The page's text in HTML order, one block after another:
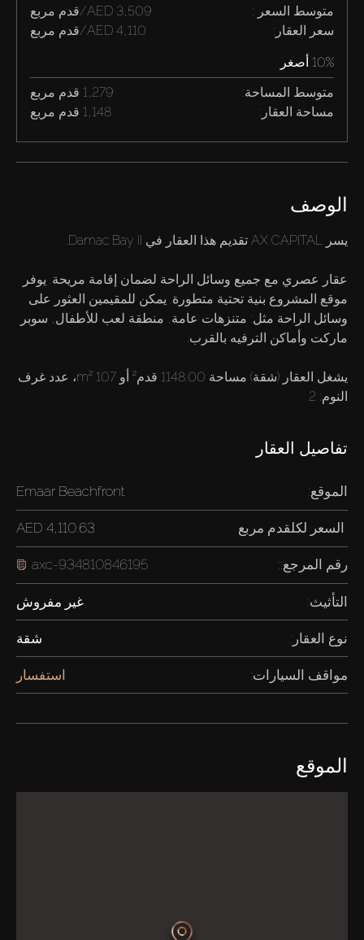
متوسط السعر :
3,509 AED/قدم مربع
سعر العقار:
4,110 AED/قدم مربع
10% أصغر
متوسط المساحة:
1,279 قدم مربع
مساحة العقار:
1,148 قدم مربع
الوصف
عقار عصري مع جميع وسائل الراحة لضمان إقامة مريحة. يوفر
موقع المشروع بنية تحتية متطورة. يمكن للمقيمين العثور على
وسائل الراحة مثل: متنزهات عامة, منطقة لعب للأطفال, سوبر
يشغل العقار (شقة) مساحة 1148.00 قدم² أو 107 m²، عدد غرف
النوم: 2
تفاصيل العقار
الموقع: Emaar Beachfront
السعر لكلقدم مربع 4,110.63 AED
رقم المرجع:: axc-934810846195
التأثيث: غير مفروش
نوع العقار: شقة
مواقف السيارات: استفسار
الموقع